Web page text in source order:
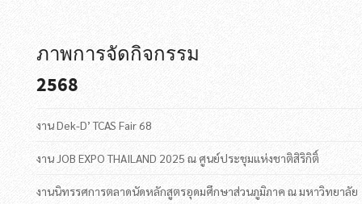
ภาพการจัดกิจกรรม
2568
งาน Dek-D’ TCAS Fair 68
งาน JOB EXPO THAILAND 2025 ณ ศูนย์ประชุมแห่งชาติสิริกิติ์
งานนิทรรศการตลาดนัดหลักสูตรอุดมศึกษาส่วนภูมิภาค ณ มหาวิทยาลัย